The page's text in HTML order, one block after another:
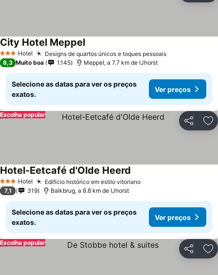
3 EstrelasHotel Designs de quartos únicos e toques pessoais
City Hotel Meppel
8,3 Muito boa 1.145 Meppel, a 7.7 km de IJhorst
Selecione as datas para ver os preços
exatos.
Ver preços
Partilhar
Escolha popular
3 EstrelasHotel Edifício histórico em estilo vitoriano
Hotel-Eetcafé d'Olde Heerd
7,1 319 Balkbrug, a 8.8 km de IJhorst
Selecione as datas para ver os preços
exatos.
Ver preços
Partilhar
Escolha popular